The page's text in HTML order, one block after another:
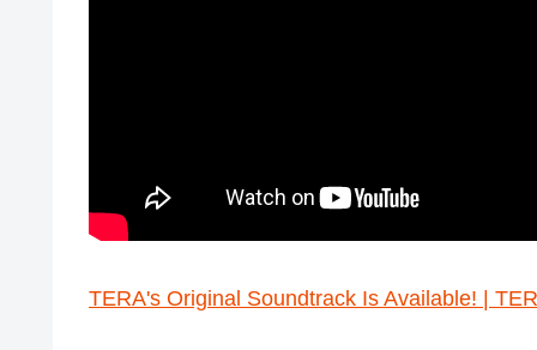
TERA's Original Soundtrack Is Available! |